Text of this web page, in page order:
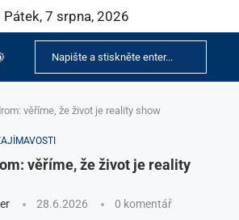
Pátek, 7 srpna, 2026
věříme, že život je reality show
věříme, že život je reality
28.6.2026 0 komentář